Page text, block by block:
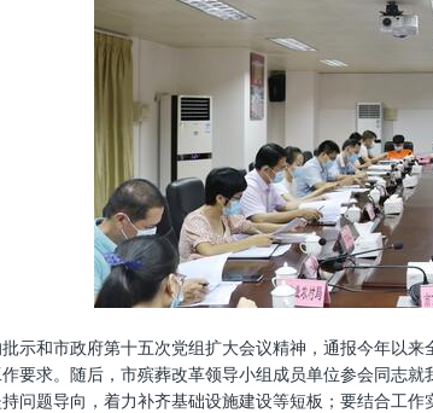
示和市政府第十五次党组扩大会议精神，通报今年以
要求。随后，市殡葬改革领导小组成员单位参会同志就
问题导向，着力补齐基础设施建设等短板；要结合工